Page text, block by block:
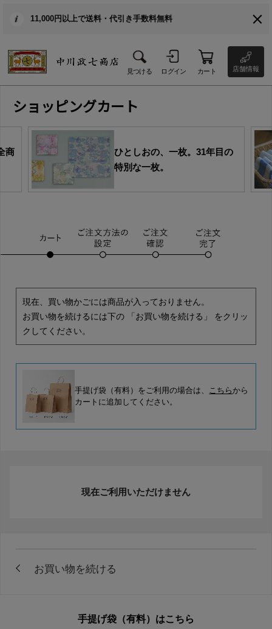
11,000円以上で送料・代引き手数料無料
見つける ログイン カート 店舗情報
ショッピングカート
商
ひとしおの、一枚。31年目の
特別な一枚。
現在、買い物かごには商品が入っておりません。
お買い物を続けるには下の 「お買い物を続ける」 をクリッ
クしてください。
手提げ袋（有料）をご利用の場合は、 こちらから
カートに追加してください。
現在ご利用いただけません
手提げ袋（有料）はこちら